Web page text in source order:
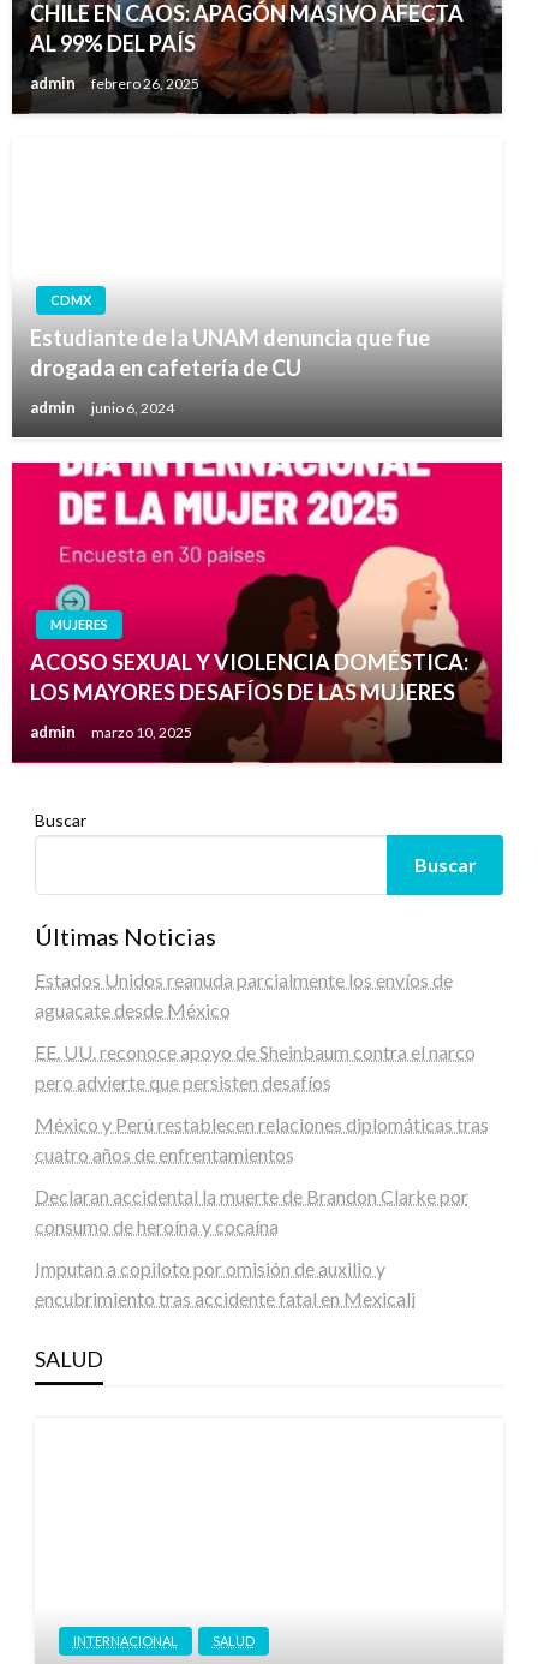
CHILE EN CAOS: APAGÓN MASIVO AFECTA
AL 99% DEL PAÍS
admin febrero 26, 2025
CDMX
Estudiante de la UNAM denuncia que fue
drogada en cafetería de CU
admin junio 6, 2024
MUJERES
ACOSO SEXUAL Y VIOLENCIA DOMÉSTICA:
LOS MAYORES DESAFÍOS DE LAS MUJERES
admin marzo 10, 2025
Buscar
Buscar
Últimas Noticias
Estados Unidos reanuda parcialmente los envíos de
aguacate desde México
EE. UU. reconoce apoyo de Sheinbaum contra el narco
pero advierte que persisten desafíos
México y Perú restablecen relaciones diplomáticas tras
cuatro años de enfrentamientos
Declaran accidental la muerte de Brandon Clarke por
consumo de heroína y cocaína
Imputan a copiloto por omisión de auxilio y
encubrimiento tras accidente fatal en Mexicali
SALUD
INTERNACIONAL SALUD